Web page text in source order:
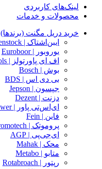
لینک‌های کاربردی
محصولات و خدمات
خرید دریل مگنت (برندها)
ایبن‌اشتاک | Eibenstock
یوروبور | Euroboor
اف ای پاورتولز | FE Powertools
بوش | Bosch
بی دی اس | BDS
جپسون | Jepson
دزنت | Dezent
ای‌اس‌تی پاور | AST Power
فاین | Fein
پروموتک | Promotech
ای‌جی‌پی | AGP
محک | Mahak
متابو | Metabo
رپتور | Rotabroach